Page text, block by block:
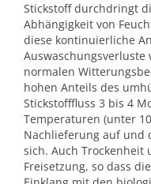
Stickstoff durchdringt
Abhängigkeit von
diese kontinuierliche
normalen
hohen Anteils des
Stickstofffluss 3 bis 4
Temperaturen (unter
Nachlieferung auf und
sich. Auch
Freisetzung, so dass